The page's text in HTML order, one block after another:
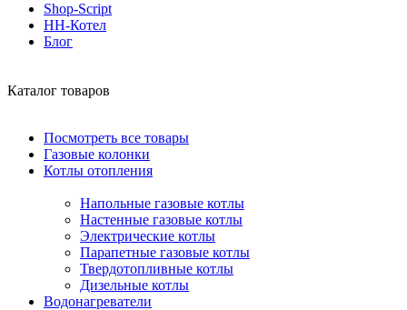
Shop-Script
НН-Котел
Блог
Каталог товаров
Посмотреть все товары
Газовые колонки
Котлы отопления
Напольные газовые котлы
Настенные газовые котлы
Электрические котлы
Парапетные газовые котлы
Твердотопливные котлы
Дизельные котлы
Водонагреватели